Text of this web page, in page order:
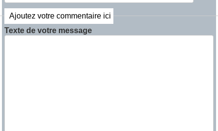
Ajoutez votre commentaire ici
Texte de votre message